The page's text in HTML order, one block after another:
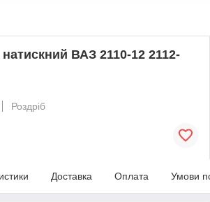
натискний ВАЗ 2110-12 2112-
Роздріб
Доставка Оплата Умови